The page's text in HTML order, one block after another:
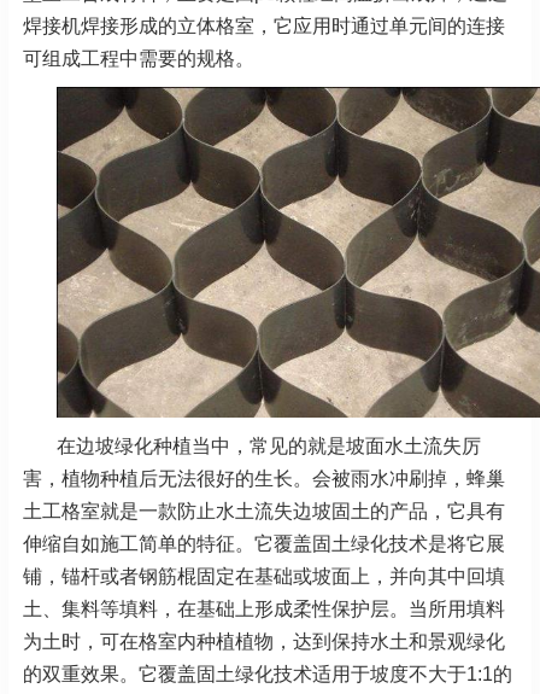
焊接机焊接形成的立体格室，它应用时通过单元间的连接
可组成工程中需要的规格。
在边坡绿化种植当中，常见的就是坡面水土流失厉
害，植物种植后无法很好的生长。会被雨水冲刷掉，蜂巢
土工格室就是一款防止水土流失边坡固土的产品，它具有
伸缩自如施工简单的特征。它覆盖固土绿化技术是将它展
铺，锚杆或者钢筋棍固定在基础或坡面上，并向其中回填
土、集料等填料，在基础上形成柔性保护层。当所用填料
为土时，可在格室内种植植物，达到保持水土和景观绿化
的双重效果。它覆盖固土绿化技术适用于坡度不大于1:1的